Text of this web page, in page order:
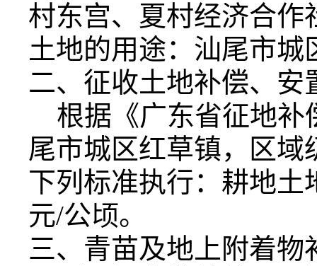
村东宫、夏村经济合作
土地的用途：汕尾市城
二、征收土地补偿、安
根据《广东省征地补
尾市城区红草镇，区
下列标准执行：耕地土
元/公顷。
三、青苗及地上附着物